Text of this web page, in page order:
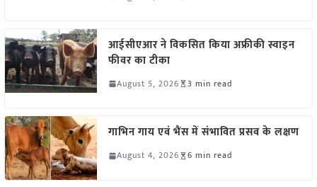
आईसीएआर ने विकसित किया अफ्रीकी स्वाइन
फीवर का टीका
August 5, 2026 3 min read
गाभिन गाय एवं भैंस में संभावित प्रसव के लक्षण
August 4, 2026 6 min read